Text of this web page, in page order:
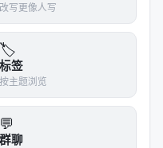
改写更像人写
🏷️
标签
按主题浏览
💬
群聊